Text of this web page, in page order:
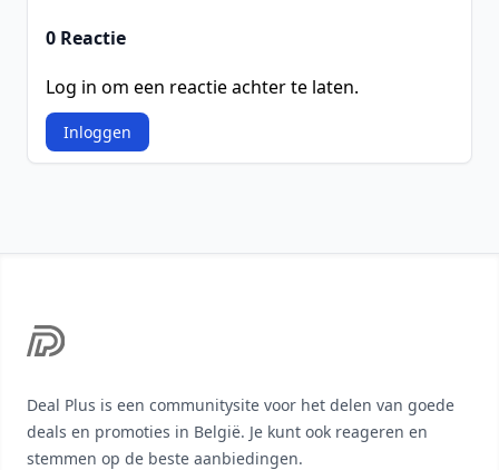
0 Reactie
Log in om een reactie achter te laten.
Inloggen
Deal Plus is een communitysite voor het delen van goede
deals en promoties in België. Je kunt ook reageren en
stemmen op de beste aanbiedingen.